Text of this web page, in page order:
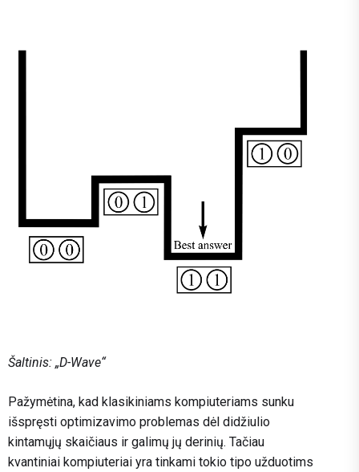
Šaltinis: „D-Wave“
Pažymėtina, kad klasikiniams kompiuteriams sunku
išspręsti optimizavimo problemas dėl didžiulio
kintamųjų skaičiaus ir galimų jų derinių. Tačiau
kvantiniai kompiuteriai yra tinkami tokio tipo užduotims